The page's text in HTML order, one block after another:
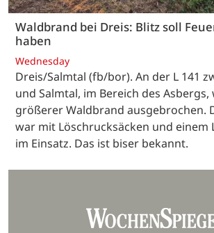
Waldbrand bei Dreis: Blitz soll
haben
Wednesday
Dreis/Salmtal (fb/bor). An der L 141
und Salmtal, im Bereich des Asbergs,
größerer Waldbrand ausgebrochen.
war mit Löschrucksäcken und einem
im Einsatz. Das ist biser bekannt.